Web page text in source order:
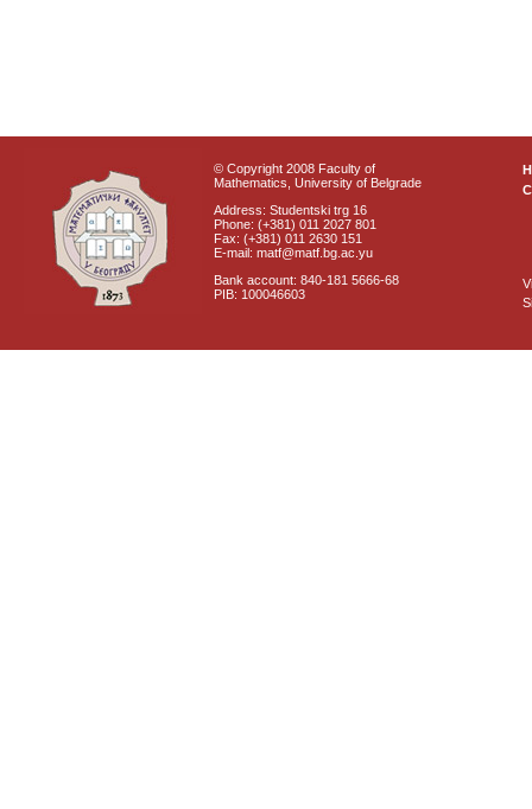
© Copyright 2008 Faculty of
Mathematics, University of Belgrade
Address: Studentski trg 16
Phone: (+381) 011 2027 801
Fax: (+381) 011 2630 151
E-mail: matf@matf.bg.ac.yu
Bank account: 840-181 5666-68
PIB: 100046603